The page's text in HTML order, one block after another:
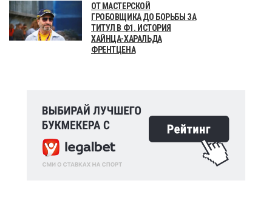
ОТ МАСТЕРСКОЙ
ГРОБОВЩИКА ДО БОРЬБЫ ЗА
ТИТУЛ В Ф1. ИСТОРИЯ
ХАЙНЦА-ХАРАЛЬДА
ФРЕНТЦЕНА